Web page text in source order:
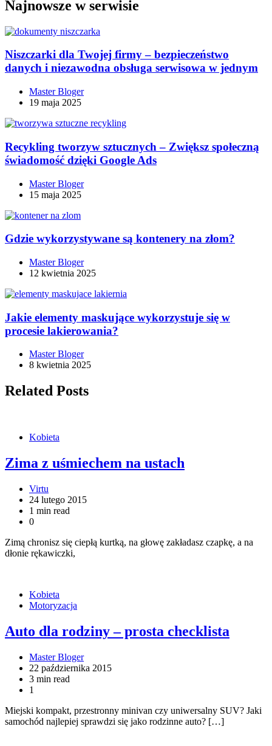
Najnowsze w serwisie
Niszczarki dla Twojej firmy – bezpieczeństwo
danych i niezawodna obsługa serwisowa w jednym
Master Bloger
19 maja 2025
Recykling tworzyw sztucznych – Zwiększ społeczną
świadomość dzięki Google Ads
Master Bloger
15 maja 2025
Gdzie wykorzystywane są kontenery na złom?
Master Bloger
12 kwietnia 2025
Jakie elementy maskujące wykorzystuje się w
procesie lakierowania?
Master Bloger
8 kwietnia 2025
Related Posts
Kobieta
Zima z uśmiechem na ustach
Virtu
24 lutego 2015
1 min read
0
Zimą chronisz się ciepłą kurtką, na głowę zakładasz czapkę, a na
dłonie rękawiczki,
Kobieta
Motoryzacja
Auto dla rodziny – prosta checklista
Master Bloger
22 października 2015
3 min read
1
Miejski kompakt, przestronny minivan czy uniwersalny SUV? Jaki
samochód najlepiej sprawdzi się jako rodzinne auto? […]